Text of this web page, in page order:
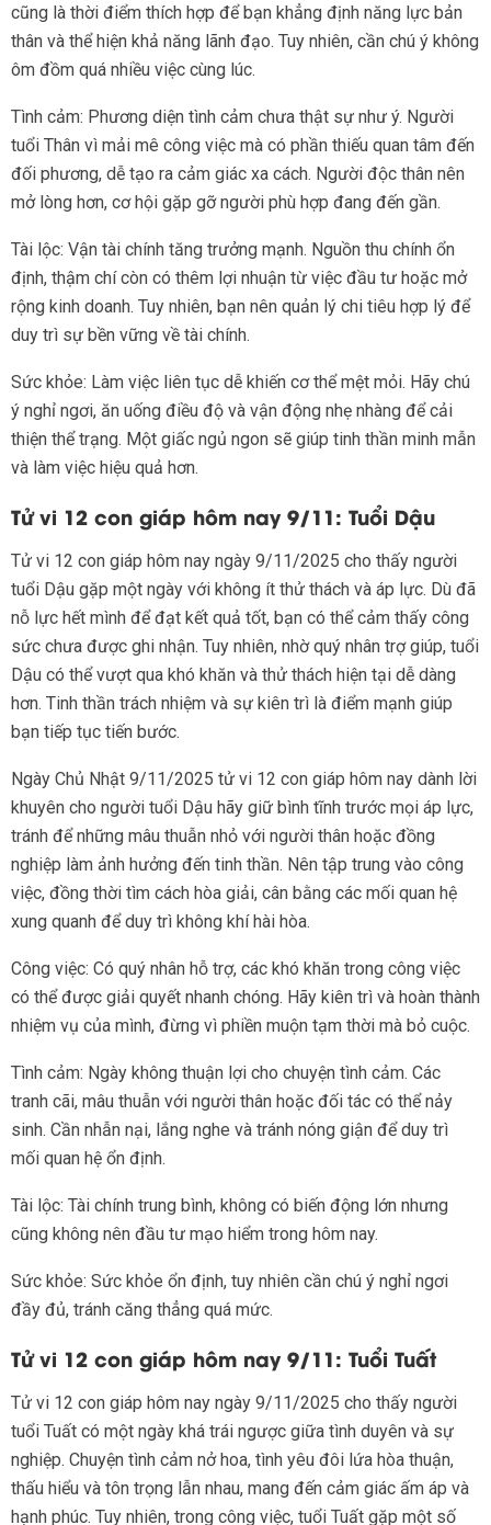
cũng là thời điểm thích hợp để bạn khẳng định năng lực bản
thân và thể hiện khả năng lãnh đạo. Tuy nhiên, cần chú ý không
ôm đồm quá nhiều việc cùng lúc.
Tình cảm: Phương diện tình cảm chưa thật sự như ý. Người
tuổi Thân vì mải mê công việc mà có phần thiếu quan tâm đến
đối phương, dễ tạo ra cảm giác xa cách. Người độc thân nên
mở lòng hơn, cơ hội gặp gỡ người phù hợp đang đến gần.
Tài lộc: Vận tài chính tăng trưởng mạnh. Nguồn thu chính ổn
định, thậm chí còn có thêm lợi nhuận từ việc đầu tư hoặc mở
rộng kinh doanh. Tuy nhiên, bạn nên quản lý chi tiêu hợp lý để
duy trì sự bền vững về tài chính.
Sức khỏe: Làm việc liên tục dễ khiến cơ thể mệt mỏi. Hãy chú
ý nghỉ ngơi, ăn uống điều độ và vận động nhẹ nhàng để cải
thiện thể trạng. Một giấc ngủ ngon sẽ giúp tinh thần minh mẫn
và làm việc hiệu quả hơn.
Tử vi 12 con giáp hôm nay 9/11: Tuổi Dậu
Tử vi 12 con giáp hôm nay ngày 9/11/2025 cho thấy người
tuổi Dậu gặp một ngày với không ít thử thách và áp lực. Dù đã
nỗ lực hết mình để đạt kết quả tốt, bạn có thể cảm thấy công
sức chưa được ghi nhận. Tuy nhiên, nhờ quý nhân trợ giúp, tuổi
Dậu có thể vượt qua khó khăn và thử thách hiện tại dễ dàng
hơn. Tinh thần trách nhiệm và sự kiên trì là điểm mạnh giúp
bạn tiếp tục tiến bước.
Ngày Chủ Nhật 9/11/2025 tử vi 12 con giáp hôm nay dành lời
khuyên cho người tuổi Dậu hãy giữ bình tĩnh trước mọi áp lực,
tránh để những mâu thuẫn nhỏ với người thân hoặc đồng
nghiệp làm ảnh hưởng đến tinh thần. Nên tập trung vào công
việc, đồng thời tìm cách hòa giải, cân bằng các mối quan hệ
xung quanh để duy trì không khí hài hòa.
Công việc: Có quý nhân hỗ trợ, các khó khăn trong công việc
có thể được giải quyết nhanh chóng. Hãy kiên trì và hoàn thành
nhiệm vụ của mình, đừng vì phiền muộn tạm thời mà bỏ cuộc.
Tình cảm: Ngày không thuận lợi cho chuyện tình cảm. Các
tranh cãi, mâu thuẫn với người thân hoặc đối tác có thể nảy
sinh. Cần nhẫn nại, lắng nghe và tránh nóng giận để duy trì
mối quan hệ ổn định.
Tài lộc: Tài chính trung bình, không có biến động lớn nhưng
cũng không nên đầu tư mạo hiểm trong hôm nay.
Sức khỏe: Sức khỏe ổn định, tuy nhiên cần chú ý nghỉ ngơi
đầy đủ, tránh căng thẳng quá mức.
Tử vi 12 con giáp hôm nay 9/11: Tuổi Tuất
Tử vi 12 con giáp hôm nay ngày 9/11/2025 cho thấy người
tuổi Tuất có một ngày khá trái ngược giữa tình duyên và sự
nghiệp. Chuyện tình cảm nở hoa, tình yêu đôi lứa hòa thuận,
thấu hiểu và tôn trọng lẫn nhau, mang đến cảm giác ấm áp và
hạnh phúc. Tuy nhiên, trong công việc, tuổi Tuất gặp một số